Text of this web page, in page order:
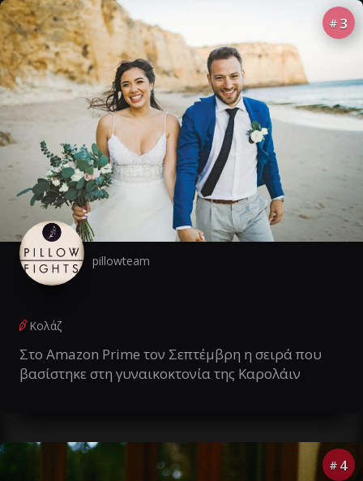
# 3
pillowteam
Κολάζ
Στο Amazon Prime τον Σεπτέμβρη η σειρά που
βασίστηκε στη γυναικοκτονία της Καρολάιν
# 4